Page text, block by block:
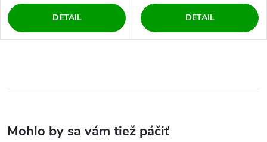
DETAIL DETAIL